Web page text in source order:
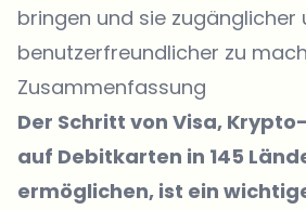
bringen und sie zugänglicher
benutzerfreundlicher zu
Zusammenfassung
Der Schritt von Visa,
auf Debitkarten in 145
ermöglichen, ist ein